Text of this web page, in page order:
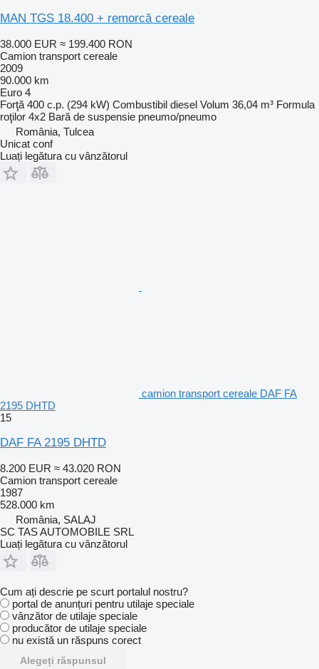
MAN TGS 18.400 + remorcă cereale
38.000 EUR ≈ 199.400 RON
Camion transport cereale
2009
90.000 km
Euro 4
Forţă 400 c.p. (294 kW) Combustibil diesel Volum 36,04 m³ Formula
roţilor 4x2 Bară de suspensie pneumo/pneumo
România, Tulcea
Unicat conf
Luați legătura cu vânzătorul
camion transport cereale DAF FA
2195 DHTD
15
DAF FA 2195 DHTD
8.200 EUR ≈ 43.020 RON
Camion transport cereale
1987
528.000 km
România, SALAJ
SC TAS AUTOMOBILE SRL
Luați legătura cu vânzătorul
Cum ați descrie pe scurt portalul nostru?
portal de anunțuri pentru utilaje speciale
vânzător de utilaje speciale
producător de utilaje speciale
nu există un răspuns corect
Alegeți răspunsul